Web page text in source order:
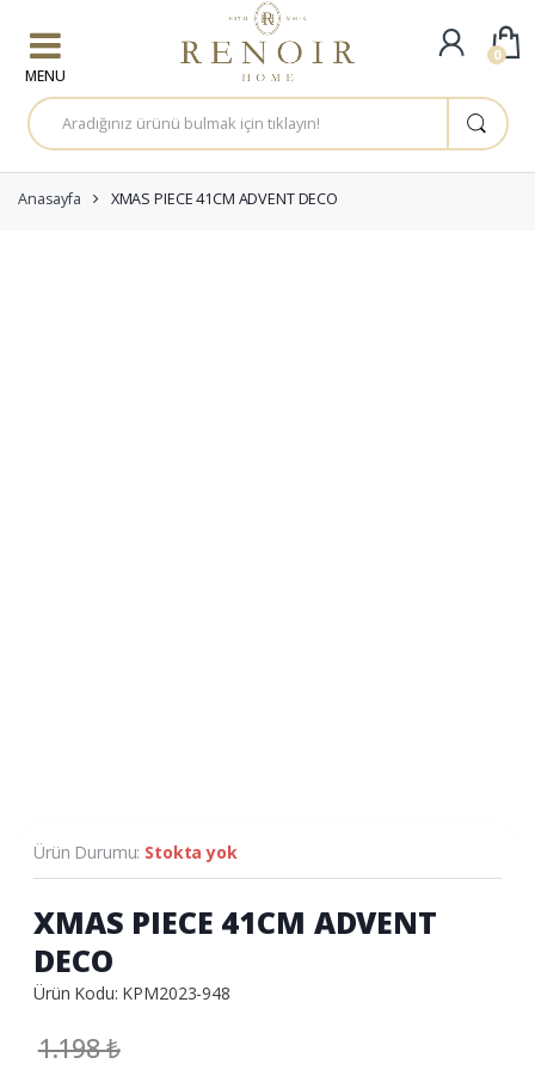
A
r
a
a
:
Anasayfa XMAS PIECE 41CM ADVENT DECO
Ürün Durumu: Stokta yok
XMAS PIECE 41CM ADVENT
DECO
Ürün Kodu: KPM2023-948
1.198₺
0